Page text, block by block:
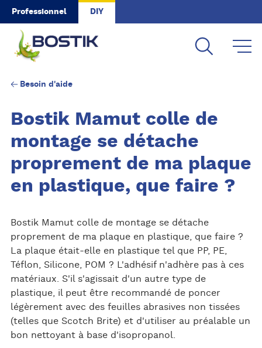
Skip to main content
Professionnel DIY
Besoin d'aide
Bostik Mamut colle de
montage se détache
proprement de ma plaque
en plastique, que faire ?
Bostik Mamut colle de montage se détache
proprement de ma plaque en plastique, que faire ?
La plaque était-elle en plastique tel que PP, PE,
Téflon, Silicone, POM ? L'adhésif n'adhère pas à ces
matériaux. S'il s'agissait d'un autre type de
plastique, il peut être recommandé de poncer
légèrement avec des feuilles abrasives non tissées
(telles que Scotch Brite) et d'utiliser au préalable un
bon nettoyant à base d'isopropanol.